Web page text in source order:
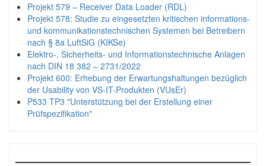
Projekt 579 – Receiver Data Loader (RDL)
Projekt 578: Studie zu eingesetzten kritischen informations-
und kommunikationstechnischen Systemen bei Betreibern
nach § 8a LuftSiG (KIKSe)
Elektro-, Sicherheits- und Informationstechnische Anlagen
nach DIN 18 382 – 2731/2022
Projekt 600: Erhebung der Erwartungshaltungen bezüglich
der Usability von VS-IT-Produkten (VUsEr)
P533 TP3 "Unterstützung bei der Erstellung einer
Prüfspezifikation"